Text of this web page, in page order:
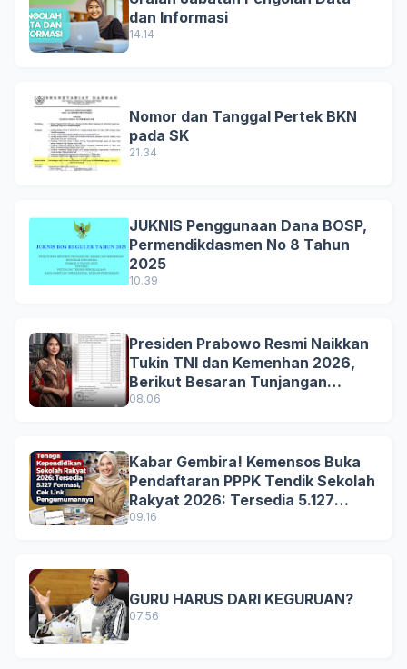
dan Informasi
14.14
Nomor dan Tanggal Pertek BKN
pada SK
21.34
JUKNIS Penggunaan Dana BOSP,
Permendikdasmen No 8 Tahun
2025
10.39
Presiden Prabowo Resmi Naikkan
Tukin TNI dan Kemenhan 2026,
Berikut Besaran Tunjangan
Terbaru
08.06
Kabar Gembira! Kemensos Buka
Pendaftaran PPPK Tendik Sekolah
Rakyat 2026: Tersedia 5.127
Formasi, Simak Syarat dan
09.16
GURU HARUS DARI KEGURUAN?
07.56